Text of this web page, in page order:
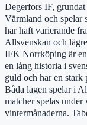
Degerfors IF,
Värmland och spelar
har haft varierande
Allsvenskan och
IFK Norrköping är
en lång historia i
guld och har en
Båda lagen spelar i
matcher spelas
vintermånaderna.